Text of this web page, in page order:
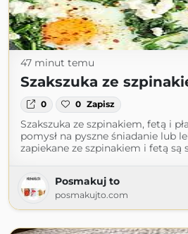
47 minut temu
Szakszuka ze
0 0 Zapisz
Szakszuka ze szpinakiem, fetą i
pomysł na pyszne śniadanie lub
zapiekane ze szpinakiem i fetą są
Posmakuj to
posmakujto.com